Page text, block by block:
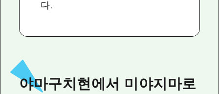
다.
야마구치현에서 미야지마로